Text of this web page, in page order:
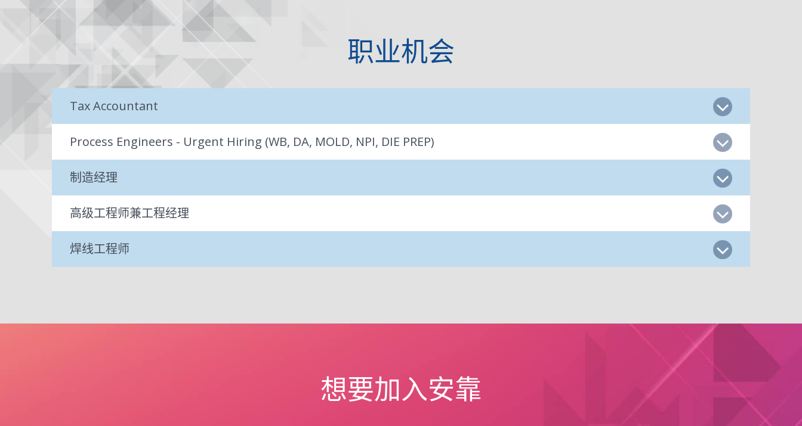
职业机会
Tax Accountant
Process Engineers - Urgent Hiring (WB, DA, MOLD, NPI, DIE PREP)
制造经理
高级工程师兼工程经理
焊线工程师
想要加入安靠